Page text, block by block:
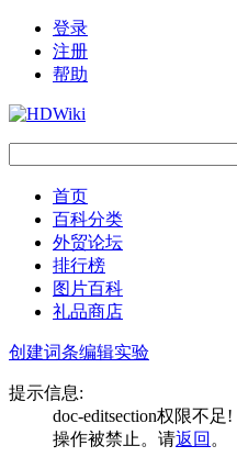
登录
注册
帮助
首页
百科分类
外贸论坛
排行榜
图片百科
礼品商店
创建词条编辑实验
提示信息:
doc-editsection权限不足!
操作被禁止。请返回 。